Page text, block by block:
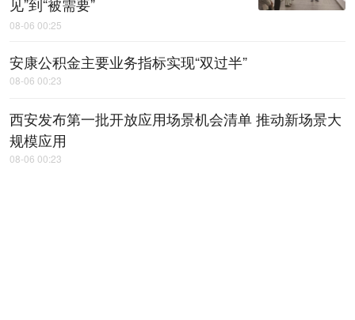
见”到“被需要”
08-06 00:25
安康公积金主要业务指标实现“双过半”
08-06 00:23
西安发布第一批开放应用场景机会清单 推动新场景大
规模应用
08-06 00:23